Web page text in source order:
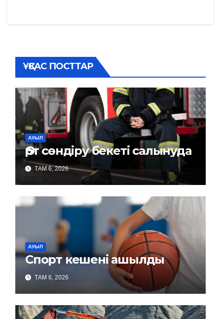
ҰҚСАС ПОСТТАР
АУЫЛ
Өрт сөндіру бекеті салынуда
ТАМ 6, 2026
АУЫЛ
Спорт кешені ашылды
ТАМ 6, 2026